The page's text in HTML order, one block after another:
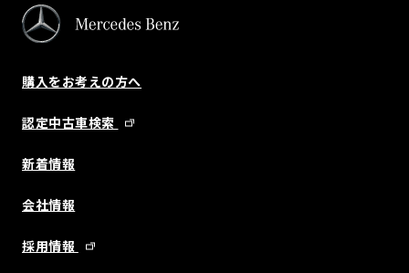
購入をお考えの方へ
認定中古車検索
新着情報
会社情報
採用情報